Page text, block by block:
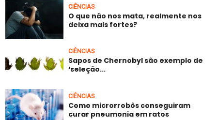
CIÊNCIAS
O que não nos mata, realmente nos
deixa mais fortes?
CIÊNCIAS
Sapos de Chernobyl são exemplo de
‘seleção...
CIÊNCIAS
Como microrrobôs conseguiram
curar pneumonia em ratos